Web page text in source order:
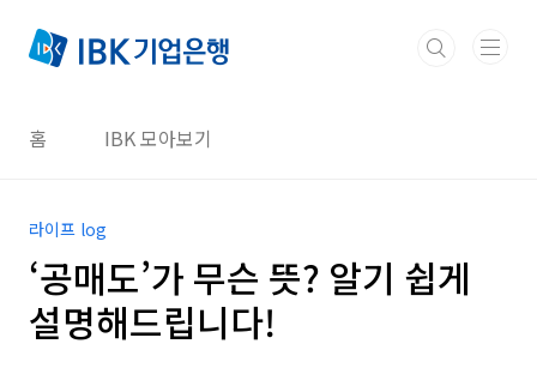
홈 IBK 모아보기
라이프 log
‘공매도’가 무슨 뜻? 알기 쉽게
설명해드립니다!